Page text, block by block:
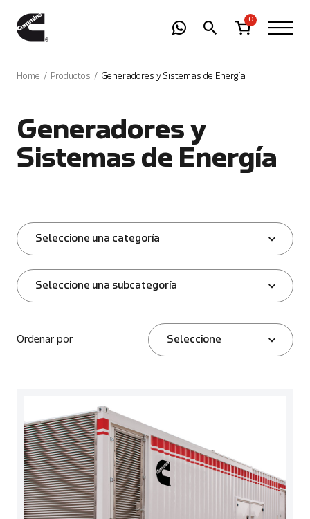
0
Home Productos Generadores y Sistemas de Energía
Generadores y
Sistemas de Energía
Seleccione una categoría
Seleccione una subcategoría
Ordenar por Seleccione